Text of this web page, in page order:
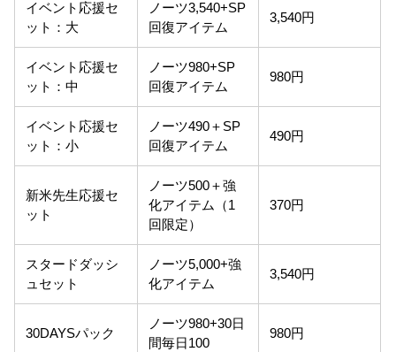
イベント応援セ
ット：大
ノーツ3,540+SP
回復アイテム
3,540円
イベント応援セ
ット：中
ノーツ980+SP
回復アイテム
980円
イベント応援セ
ット：小
ノーツ490＋SP
回復アイテム
490円
新米先生応援セ
ット
ノーツ500＋強
化アイテム（1
回限定）
370円
スタードダッシ
ュセット
ノーツ5,000+強
化アイテム
3,540円
30DAYSパック
ノーツ980+30日
間毎日100
980円